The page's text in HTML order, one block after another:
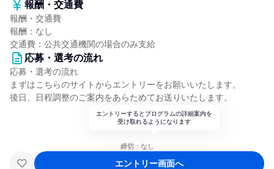
報酬・交通費
報酬・交通費
報酬：なし
交通費：公共交通機関の場合のみ支給
応募・選考の流れ
応募・選考の流れ
まずはこちらのサイトからエントリーをお願いいたします。
後日、日程調整のご案内をあらためてお送りいたします。
エントリーするとプログラムの詳細案内を
受け取れるようになります
締切：なし
エントリー画面へ